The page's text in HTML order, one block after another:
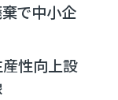
棄で中小企
産性向上設